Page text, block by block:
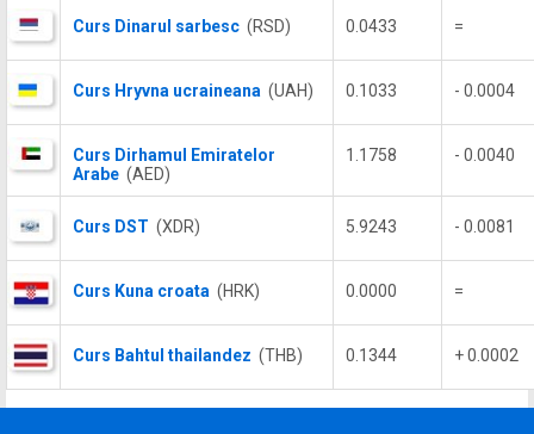
Curs Dinarul sarbesc (RSD) 0.0433 =
Curs Hryvna ucraineana (UAH) 0.1033 - 0.0004
Curs Dirhamul Emiratelor
Arabe (AED)
1.1758 - 0.0040
Curs DST (XDR) 5.9243 - 0.0081
Curs Kuna croata (HRK) 0.0000 =
Curs Bahtul thailandez (THB) 0.1344 + 0.0002